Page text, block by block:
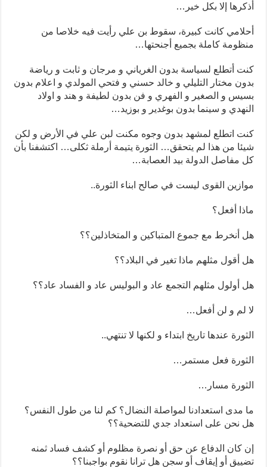
أذكرها إلا بكل خير…
أحلامي كانت كبيرة، سقوط بن علي رأيت فيه خلاصا من
منظومة كاملة بجميع أجنحتها…
كنت أتطلع لسياسة بدون الغرياني و مرجان و ثابت و رياضة
بدون مختار التليلي و خالد حسني و فتحي المولدي و اعلام بدون
بسيس و الصغير و الفهري و فن بدون لطيفة و هند و اولاد
النهدي و سينما بدون بوغدير و بوزيد…
كنت اتطلع لمشهد بدون وجوه مكنت لبن علي في الأرض و لكن
شيئا من هذا لم يتحقق… الثورة يتيمة أرملة ثكلى… اكتشفنا بأن
كل مفاصل الدولة بيد العصابة…
موازين القوى ليست في صالح ابناء الثورة..
ماذا أفعل؟
هل أنخرط مع جموع المتباكين و المتخاذلين؟؟
هل أقول مثلهم ماذا تغير في البلاد؟؟
هل أولول مثلهم التجمع عاد و البوليس عاد و الفساد عاد؟؟
لا لم و لن أفعل…
الثورة عندها تاريخ ابتداء و لكنها لا تنتهي..
الثورة فعل مستمر…
الثورة مسار…
ما مدى استعدادنا لمواصلة النضال؟ كم لنا من طول النفس؟
هل نحن على استعداد جدي للتضحية؟؟
إن كان الدفاع عن حق أو نصرة مظلوم أو كشف فساد ثمنه
تضييق أو إيقاف أو سجن هل ترانا نقوم بواجبنا؟؟